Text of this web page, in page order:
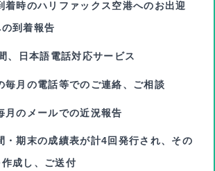
着時のハリファックス空港へのお出迎
到着報告
、日本語電話対応サービス
毎月の電話等でのご連絡、ご相談
月のメールでの近況報告
・期末の成績表が計4回発行され、その
成し、ご送付